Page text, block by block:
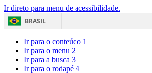
Ir direto para menu de acessibilidade.
BRASIL
Ir para o conteúdo 1
Ir para o menu 2
Ir para a busca 3
Ir para o rodapé 4